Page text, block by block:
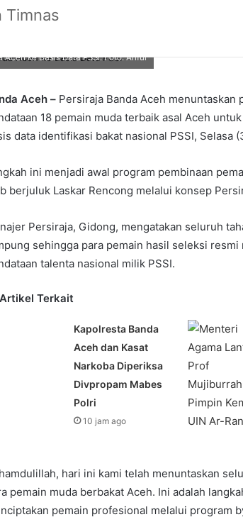
Timnas
ke Basis Data PSSI. Foto: Ariful
Aceh – Persiraja Banda Aceh menuntaskan
18 pemain muda terbaik asal Aceh
data identifikasi bakat nasional PSSI, Selasa
ini menjadi awal program pembinaan
berjuluk Laskar Rencong melalui konsep
Persiraja, Gidong, mengatakan seluruh
sehingga para pemain hasil seleksi resmi
talenta nasional milik PSSI.
Artikel Terkait
Kapolresta Banda
Aceh dan Kasat
Narkoba Diperiksa
Divpropam Mabes
Polri
10 jam ago
hari ini kami telah menuntaskan
pemain muda berbakat Aceh. Ini adalah
pemain profesional melalui program